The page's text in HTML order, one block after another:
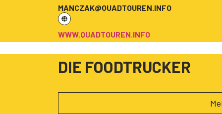
MANCZAK@QUADTOUREN.INFO
WWW.QUADTOUREN.INFO
DIE FOODTRUCKER